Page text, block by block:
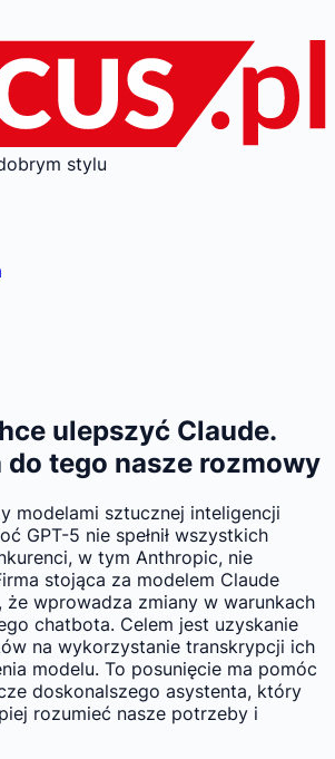
stylu
ulepszyć Claude.
tego nasze rozmowy
modelami sztucznej inteligencji
GPT-5 nie spełnił wszystkich
w tym Anthropic, nie
stojąca za modelem Claude
że wprowadza zmiany w warunkach
chatbota. Celem jest uzyskanie
na wykorzystanie transkrypcji ich
modelu. To posunięcie ma pomóc
doskonalszego asystenta, który
rozumieć nasze potrzeby i